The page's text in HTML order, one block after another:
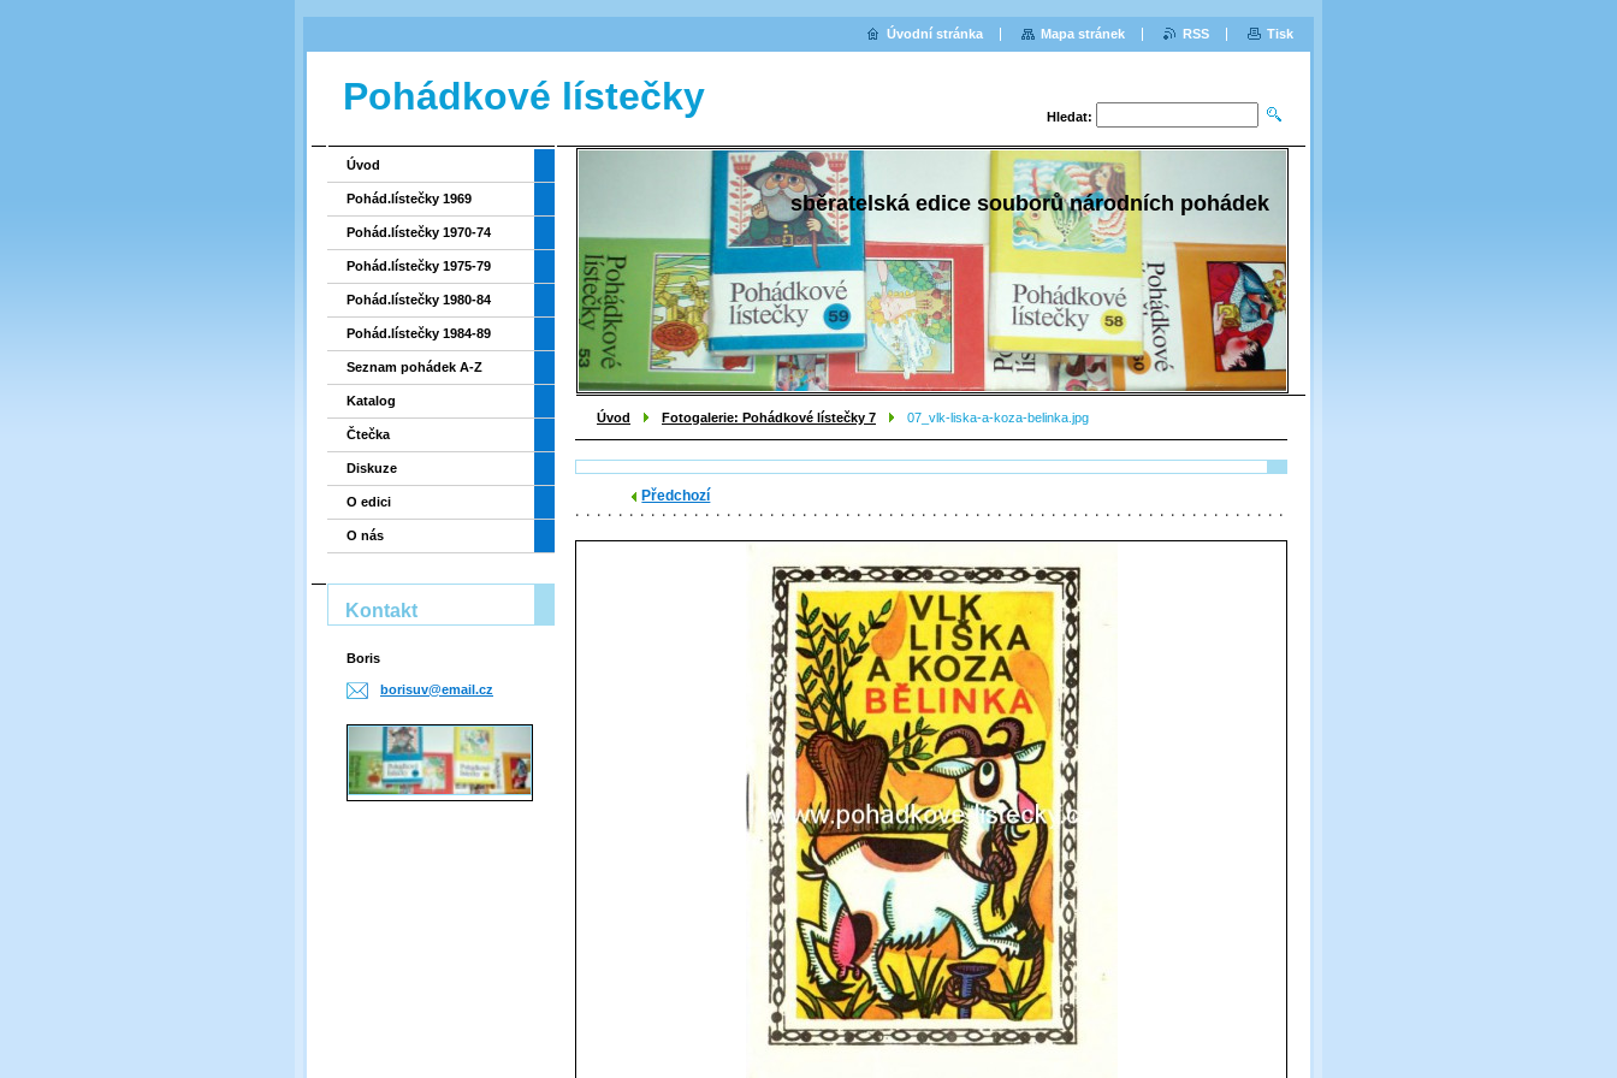
Pohádkové lístečky Hledat:
sběratelská edice souborů národních pohádek
Úvod Fotogalerie: Pohádkové lístečky 7 07_vlk-liska-a-koza-belinka.jpg
Předchozí
Úvod
Pohád.lístečky 1969
Pohád.lístečky 1970-74
Pohád.lístečky 1975-79
Pohád.lístečky 1980-84
Pohád.lístečky 1984-89
Seznam pohádek A-Z
Katalog
Čtečka
Diskuze
O edici
O nás
Kontakt
Boris
borisuv@email.cz
Úvodní stránka Mapa stránek RSS Tisk